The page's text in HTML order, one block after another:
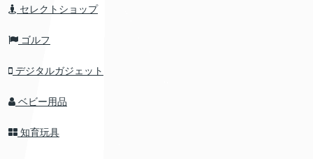
セレクトショップ
ゴルフ
デジタルガジェット
ベビー用品
知育玩具